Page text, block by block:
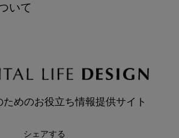
いて
めのお役立ち情報提供サイト
シェアする